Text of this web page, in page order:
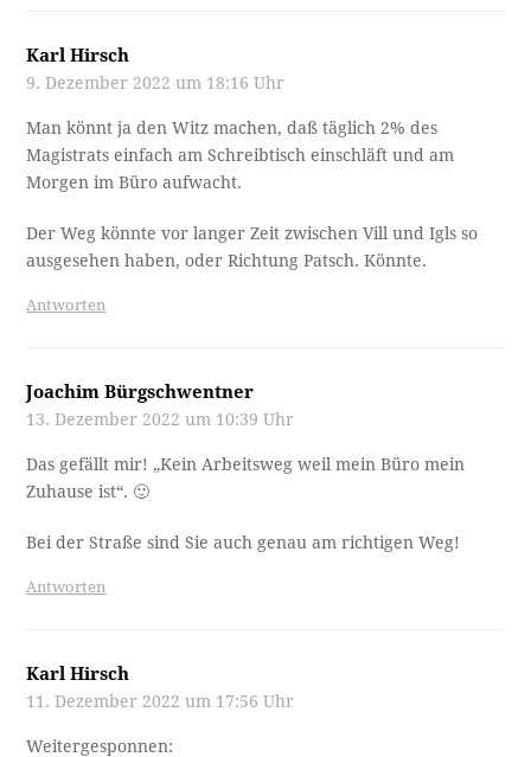
Karl Hirsch
9. Dezember 2022 um 18:16 Uhr
Man könnt ja den Witz machen, daß täglich 2% des
Magistrats einfach am Schreibtisch einschläft und am
Morgen im Büro aufwacht.
Der Weg könnte vor langer Zeit zwischen Vill und Igls so
ausgesehen haben, oder Richtung Patsch. Könnte.
Antworten
Joachim Bürgschwentner
13. Dezember 2022 um 10:39 Uhr
Das gefällt mir! „Kein Arbeitsweg weil mein Büro mein
Zuhause ist“. 🙂
Bei der Straße sind Sie auch genau am richtigen Weg!
Antworten
Karl Hirsch
11. Dezember 2022 um 17:56 Uhr
Weitergesponnen: